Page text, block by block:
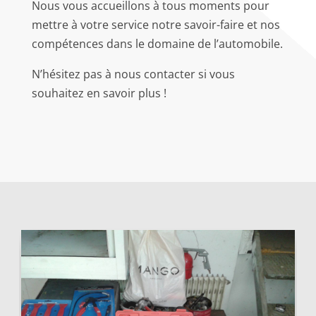
Nous vous accueillons à tous moments pour
mettre à votre service notre savoir-faire et nos
compétences dans le domaine de l’automobile.
N’hésitez pas à nous contacter si vous
souhaitez en savoir plus !